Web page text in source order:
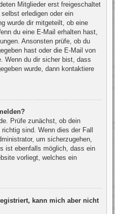
Mitglieder erst freigeschaltet
erledigen oder ein
wurde dir mitgeteilt, ob eine
du eine E-Mail erhalten hast,
Ansonsten prüfe, ob du
hast oder die E-Mail von
Wenn du dir sicher bist, dass
wurde, dann kontaktiere
Prüfe zunächst, ob dein
sind. Wenn dies der Fall
um sicherzugehen,
ist ebenfalls möglich, dass ein
vorliegt, welches ein
kann mich aber nicht